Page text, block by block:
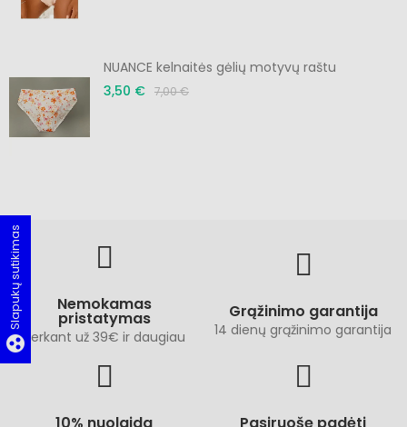
NUANCE kelnaitės gėlių motyvų raštu
3,50 € 7,00 €
Nemokamas
pristatymas
perkant už 39€ ir daugiau
Grąžinimo garantija
14 dienų grąžinimo garantija
group_work
Slapukų sutikimas